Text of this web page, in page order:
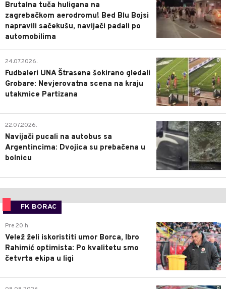
Brutalna tuča huligana na
zagrebačkom aerodromu! Bed Blu Bojsi
napravili sačekušu, navijači padali po
automobilima
0
24.07.2026.
Fudbaleri UNA Štrasena šokirano gledali
Grobare: Nevjerovatna scena na kraju
utakmice Partizana
0
22.07.2026.
Navijači pucali na autobus sa
Argentincima: Dvojica su prebačena u
bolnicu
FK BORAC
0
Pre 20 h
Velež želi iskoristiti umor Borca, Ibro
Rahimić optimista: Po kvalitetu smo
četvrta ekipa u ligi